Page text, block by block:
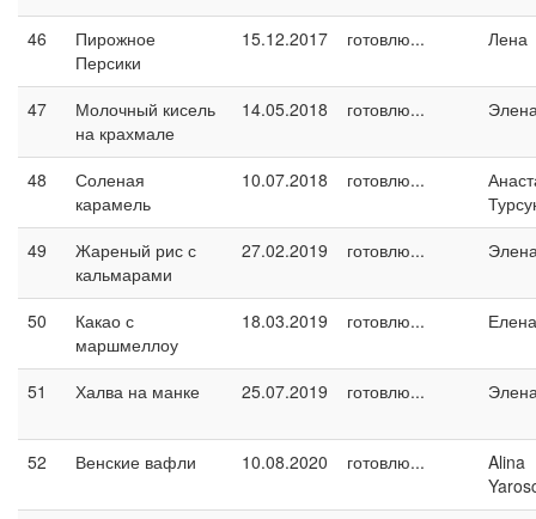
46
Пирожное
Персики
15.12.2017 готовлю... Лена
47
Молочный кисель
на крахмале
14.05.2018 готовлю...
48
Соленая
карамель
10.07.2018 готовлю...
49
Жареный рис с
кальмарами
27.02.2019 готовлю...
50
Какао с
маршмеллоу
18.03.2019 готовлю...
51 Халва на манке 25.07.2019 готовлю...
52 Венские вафли 10.08.2020 готовлю...
Alina